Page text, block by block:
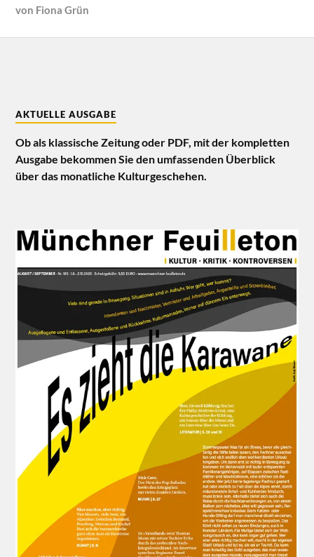
von Fiona Grün
AKTUELLE AUSGABE
Ob als klassische Zeitung oder PDF, mit der kompletten
Ausgabe bekommen Sie den umfassenden Überblick
über das monatliche Kulturgeschehen.